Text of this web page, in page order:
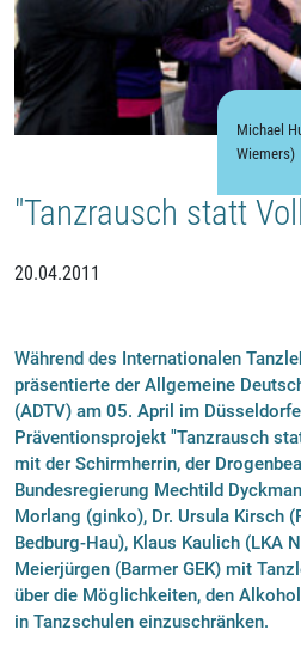
Michael
Wiemers)
"Tanzrausch statt
20.04.2011
Während des Internationalen
präsentierte der Allgemeine
(ADTV) am 05. April im
Präventionsprojekt "Tanzrausch
mit der Schirmherrin, der
Bundesregierung Mechtild
Morlang (ginko), Dr. Ursula Kirsch
Bedburg-Hau), Klaus Kaulich (LKA
Meierjürgen (Barmer GEK) mit
über die Möglichkeiten, den
in Tanzschulen einzuschränken.